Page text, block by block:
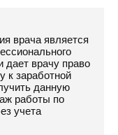
врача является
дает врачу право
к заработной
данную
работы по
учета